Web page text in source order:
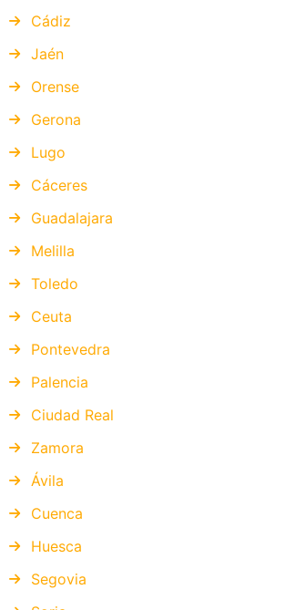
Cádiz
Jaén
Orense
Gerona
Lugo
Cáceres
Guadalajara
Melilla
Toledo
Ceuta
Pontevedra
Palencia
Ciudad Real
Zamora
Ávila
Cuenca
Huesca
Segovia